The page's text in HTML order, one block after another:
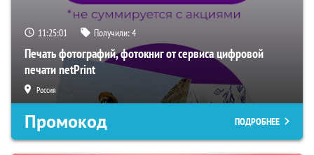
11:25:00 Получили:4
Печать фотографий, фотокниг от сервиса цифровой
печати netPrint
Россия
Промокод ПОДРОБНЕЕ